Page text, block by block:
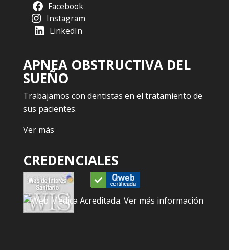
Facebook
Instagram
LinkedIn
APNEA OBSTRUCTIVA DEL
SUEÑO
Trabajamos con dentistas en el tratamiento de
sus pacientes.
Ver más
CREDENCIALES